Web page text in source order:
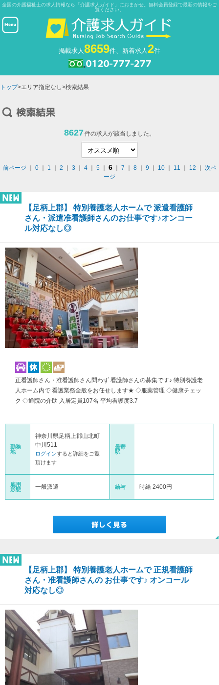
全国の介護福祉士の求人情報なら「介護求人ガイド」におまかせ。無料会員登録で最新の情報をご
覧ください。
掲載求人8659件、新着求人2件
トップ>エリア指定なし>検索結果
8627件の求人が該当しました。
前ページ 0｜ 1 2 3 4｜ 5｜ 6｜ 7 8｜ 9 10｜ 11 12
次ペ
ージ
【足柄上郡】 特別養護老人ホームで 派遣看護師
さん・派遣准看護師さんのお仕事です♪オンコー
ル対応なし◎
正看護師さん・准看護師さん問わず 看護師さんの募集です♪ 特別養護老
人ホーム内で 看護業務全般をお任せします★ ◇服薬管理 ◇健康チェッ
ク ◇通院の介助 入居定員107名 平均看護度3.7
勤務
地
神奈川県足柄上郡山北町
中川511
ログインすると詳細をご覧
頂けます
最寄
駅
雇用
形態
一般派遣 給与 時給 2400円
【足柄上郡】 特別養護老人ホームで 正規看護師
さん・准看護師さんの お仕事です♪ オンコール
対応なし◎